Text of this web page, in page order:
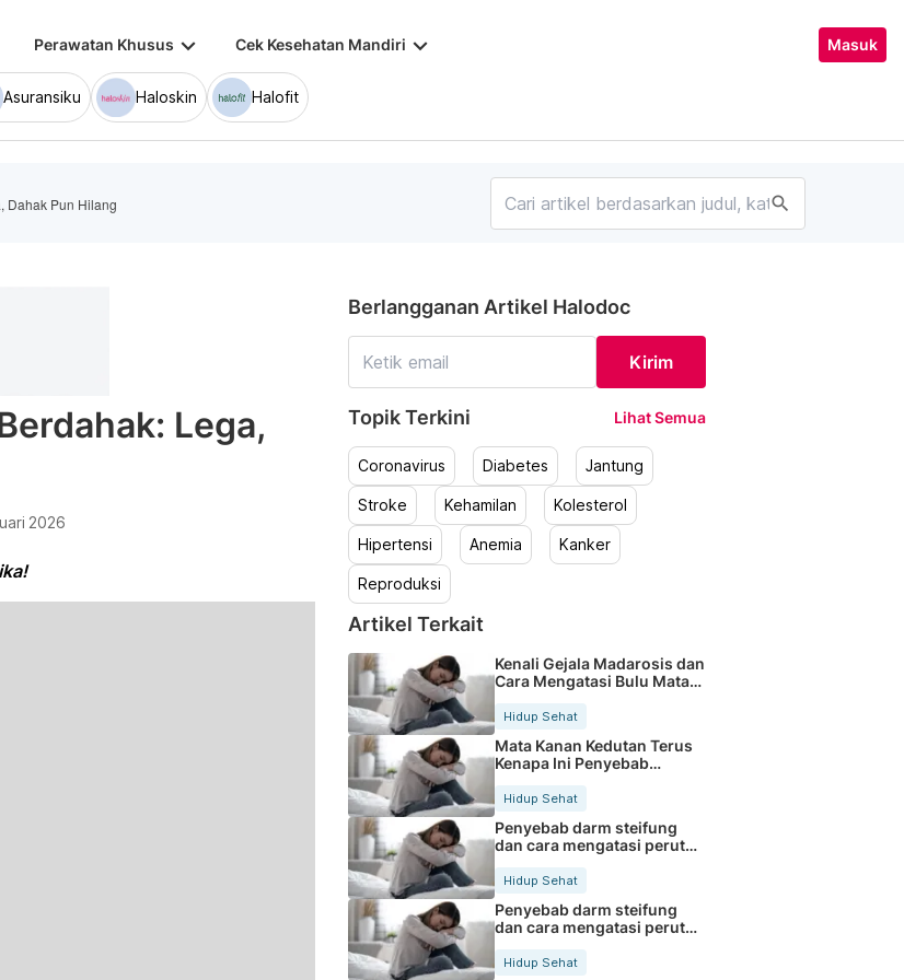
Perawatan Khusus keyboard_arrow_down Cek Kesehatan Mandiri keyboard_arrow_down Masuk
Asuransiku Haloskin Halofit
Dahak Pun Hilang search
Lega,
2026
Berlangganan Artikel Halodoc
Kirim
Topik Terkini Lihat Semua
Coronavirus Diabetes Jantung
Stroke Kehamilan Kolesterol
Hipertensi Anemia Kanker
Reproduksi
Artikel Terkait
Kenali Gejala Madarosis dan
Cara Mengatasi Bulu Mata
Hidup Sehat
Mata Kanan Kedutan Terus
Kenapa Ini Penyebab
Hidup Sehat
Penyebab darm steifung
dan cara mengatasi perut
Hidup Sehat
Penyebab darm steifung
dan cara mengatasi perut
Hidup Sehat